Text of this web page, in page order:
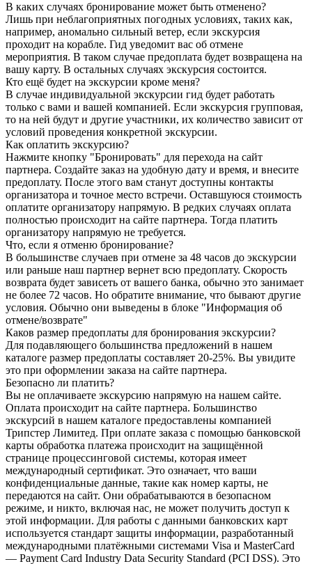
В каких случаях бронирование может быть отменено?
Лишь при неблагоприятных погодных условиях, таких как,
например, аномально сильный ветер, если экскурсия
проходит на корабле. Гид уведомит вас об отмене
мероприятия. В таком случае предоплата будет возвращена на
вашу карту. В остальных случаях экскурсия состоится.
Кто ещё будет на экскурсии кроме меня?
В случае индивидуальной экскурсии гид будет работать
только с вами и вашей компанией. Если экскурсия групповая,
то на ней будут и другие участники, их количество зависит от
условий проведения конкретной экскурсии.
Как оплатить экскурсию?
Нажмите кнопку "Бронировать" для перехода на сайт
партнера. Создайте заказ на удобную дату и время, и внесите
предоплату. После этого вам станут доступны контакты
организатора и точное место встречи. Оставшуюся стоимость
оплатите организатору напрямую. В редких случаях оплата
полностью происходит на сайте партнера. Тогда платить
организатору напрямую не требуется.
Что, если я отменю бронирование?
В большинстве случаев при отмене за 48 часов до экскурсии
или раньше наш партнер вернет всю предоплату. Скорость
возврата будет зависеть от вашего банка, обычно это занимает
не более 72 часов. Но обратите внимание, что бывают другие
условия. Обычно они выведены в блоке "Информация об
отмене/возврате"
Каков размер предоплаты для бронирования экскурсии?
Для подавляющего большинства предложений в нашем
каталоге размер предоплаты составляет 20-25%. Вы увидите
это при оформлении заказа на сайте партнера.
Безопасно ли платить?
Вы не оплачиваете экскурсию напрямую на нашем сайте.
Оплата происходит на сайте партнера. Большинство
экскурсий в нашем каталоге предоставлены компанией
Трипстер Лимитед. При оплате заказа с помощью банковской
карты обработка платежа происходит на защищённой
странице процессинговой системы, которая имеет
международный сертификат. Это означает, что ваши
конфиденциальные данные, такие как номер карты, не
передаются на сайт. Они обрабатываются в безопасном
режиме, и никто, включая нас, не может получить доступ к
этой информации. Для работы с данными банковских карт
используется стандарт защиты информации, разработанный
международными платёжными системами Visa и MasterCard
— Payment Card Industry Data Security Standard (PCI DSS). Это